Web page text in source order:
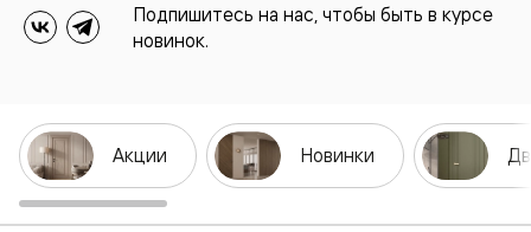
Подпишитесь на нас, чтобы быть в курсе
новинок.
Акции Новинки